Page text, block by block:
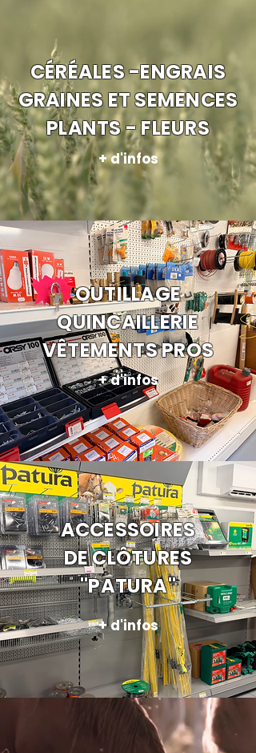
CÉRÉALES -ENGRAIS
GRAINES ET SEMENCES
PLANTS - FLEURS
+ d'infos
OUTILLAGE
QUINCAILLERIE
VÊTEMENTS PROS
+ d'infos
ACCESSOIRES
DE CLÔTURES
"PATURA"
+ d'infos